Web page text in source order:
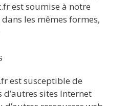
est soumise à notre
les mêmes formes,
est susceptible de
sites Internet